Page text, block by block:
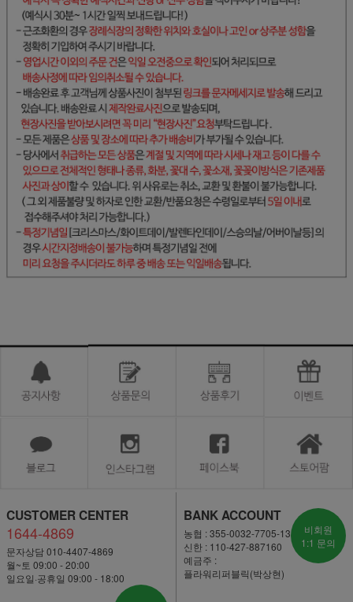
CUSTOMER CENTER
1644-4869
문자상담 010-4407-4869
월~토 09:00 - 20:00
일요일·공휴일 09:00 - 18:00
BANK ACCOUNT
농협 : 355-0032-7705-13
신한 : 110-427-887160
예금주 :
플라워리퍼블릭(박상현)
비회원
1:1 문의